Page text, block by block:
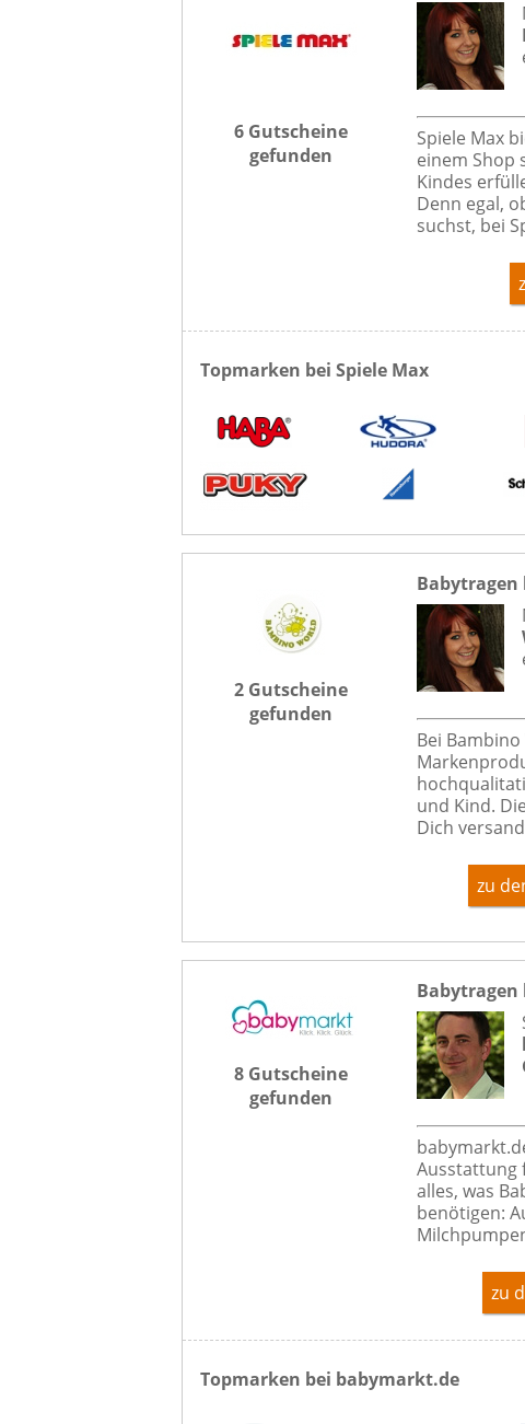
6 Gutscheine
gefunden
Spiele Max
einem Shop
Kindes
Denn egal,
suchst, bei
Topmarken bei Spiele Max
2 Gutscheine
gefunden
Babytragen
Bei
und Kind.
Dich
zu
8 Gutscheine
gefunden
Ausstattung
alles, was
benötigen:
zu
Topmarken bei babymarkt.de